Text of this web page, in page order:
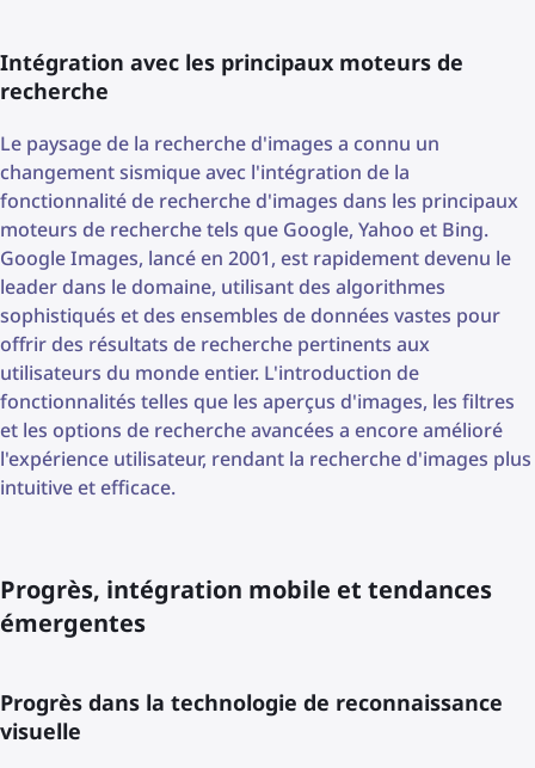
Intégration avec les principaux moteurs de
recherche
Le paysage de la recherche d'images a connu un
changement sismique avec l'intégration de la
fonctionnalité de recherche d'images dans les principaux
moteurs de recherche tels que Google, Yahoo et Bing.
Google Images, lancé en 2001, est rapidement devenu le
leader dans le domaine, utilisant des algorithmes
sophistiqués et des ensembles de données vastes pour
offrir des résultats de recherche pertinents aux
utilisateurs du monde entier. L'introduction de
fonctionnalités telles que les aperçus d'images, les filtres
et les options de recherche avancées a encore amélioré
l'expérience utilisateur, rendant la recherche d'images plus
intuitive et efficace.
Progrès, intégration mobile et tendances
émergentes
Progrès dans la technologie de reconnaissance
visuelle